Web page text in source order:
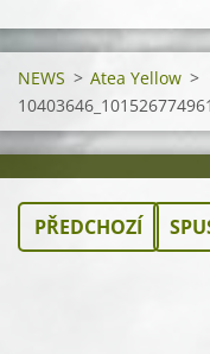
NEWS > Atea Yellow >
PŘEDCHOZÍ